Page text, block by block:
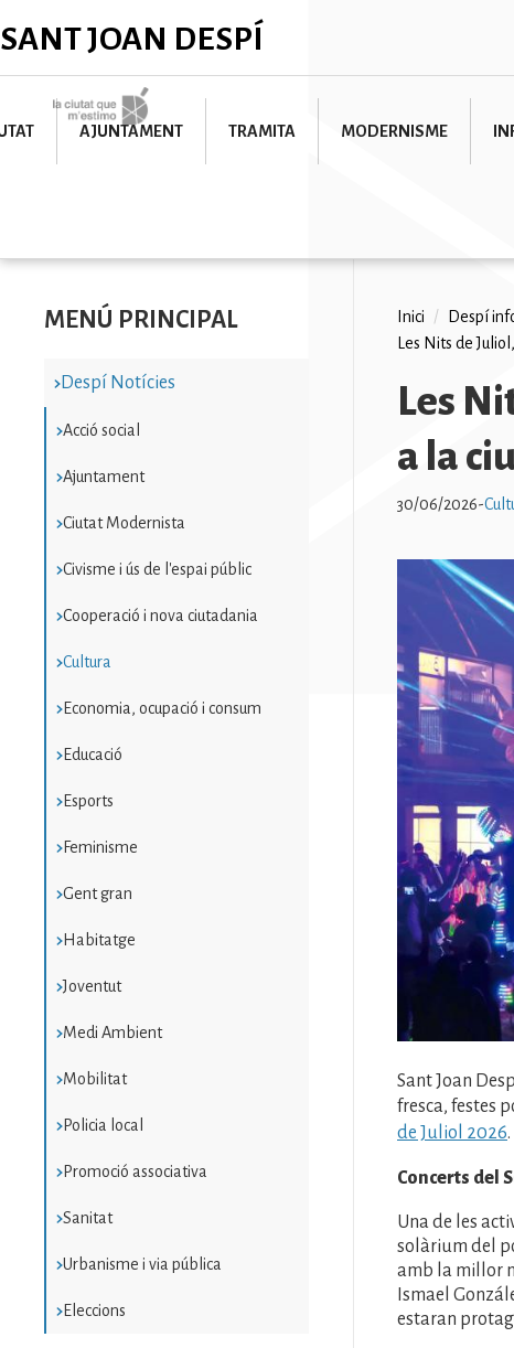
al
SANT JOAN DESPÍ
Imatge
AJUNTAMENT TRAMITA MODERNISME
MENÚ PRINCIPAL
Despí Notícies
Acció social
Ajuntament
Ciutat Modernista
Civisme i ús de l'espai públic
Cooperació i nova ciutadania
Cultura
Economia, ocupació i consum
Educació
Esports
Feminisme
Gent gran
Habitatge
Joventut
Medi Ambient
Mobilitat
Policia local
Promoció associativa
Sanitat
Urbanisme i via pública
Eleccions
Fil
Inici / Despí
Les Nits de
Les
a la
30/06/2026-
Imatge
Sant Joan
fresca, festes
de Juliol 2026.
Concerts del
Una de les
solàrium del
amb la millor
Ismael
estaran